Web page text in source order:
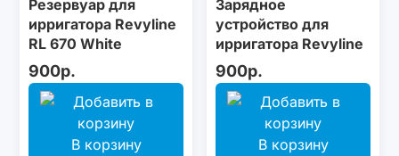
Резервуар для
ирригатора Revyline
RL 670 White
900р.
В корзину
Зарядное
устройство для
ирригатора Revyline
RL 300
900р.
В корзину